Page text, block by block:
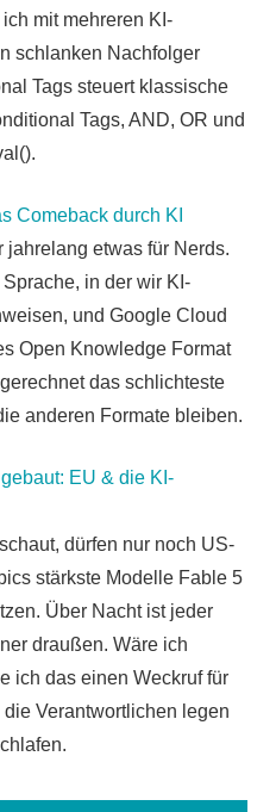
mit mehreren KI-
schlanken Nachfolger
Tags steuert klassische
Tags, AND, OR und
Comeback durch KI
jahrelang etwas für Nerds.
in der wir KI-
und Google Cloud
Open Knowledge Format
das schlichteste
anderen Formate bleiben.
EU & die KI-
dürfen nur noch US-
stärkste Modelle Fable 5
Über Nacht ist jeder
draußen. Wäre ich
ich das einen Weckruf für
Verantwortlichen legen